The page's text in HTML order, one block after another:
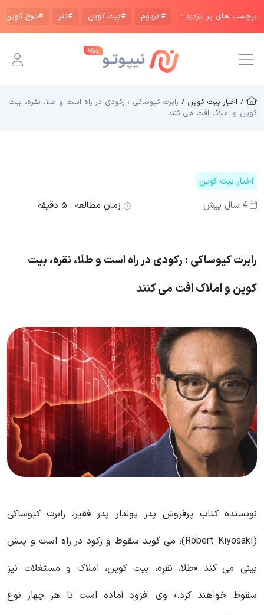
برچسب های پر بازدید : #اتریوم #بیت کوین #تتر #دوج کوین
/ اخبار بیت کوین / رابرت کیوساکی : رکودی در راه است و طلا، نقره، بیت
کوین و املاک افت می کنند
اخبار بیت کوین
4 سال پیش
زمان مطالعه : ۵ دقیقه
رابرت کیوساکی : رکودی در راه است و طلا، نقره، بیت
کوین و املاک افت می کنند
نویسنده کتاب پرفروش پدر پولدار پدر فقیر، رابرت کیوساکی
(Robert Kiyosaki)، می گوید سقوط و رکود در راه است و پیش
بینی می کند «طلا، نقره، بیت کوین، املاک و مستغلات نیز
سقوط خواهند کرد.» وی افزود آماده است تا هر چهار نوع